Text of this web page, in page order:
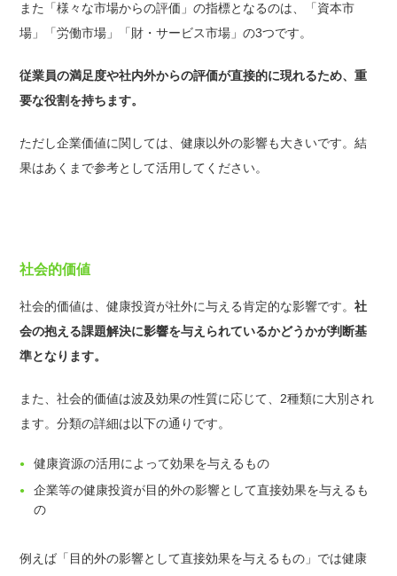
また「様々な市場からの評価」の指標となるのは、「資本市
場」「労働市場」「財・サービス市場」の3つです。
従業員の満足度や社内外からの評価が直接的に現れるため、重
要な役割を持ちます。
ただし企業価値に関しては、健康以外の影響も大きいです。結
果はあくまで参考として活用してください。
社会的価値
社会的価値は、健康投資が社外に与える肯定的な影響です。社
会の抱える課題解決に影響を与えられているかどうかが判断基
準となります。
また、社会的価値は波及効果の性質に応じて、2種類に大別され
ます。分類の詳細は以下の通りです。
健康資源の活用によって効果を与えるもの
企業等の健康投資が目的外の影響として直接効果を与えるも
の
例えば「目的外の影響として直接効果を与えるもの」では健康